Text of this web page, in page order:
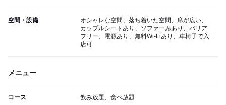
空間・設備
オシャレな空間、落ち着いた空間、席が広い、
カップルシートあり、ソファー席あり、バリア
フリー、電源あり、無料Wi-Fiあり、車椅子で入
店可
メニュー
コース 飲み放題、食べ放題